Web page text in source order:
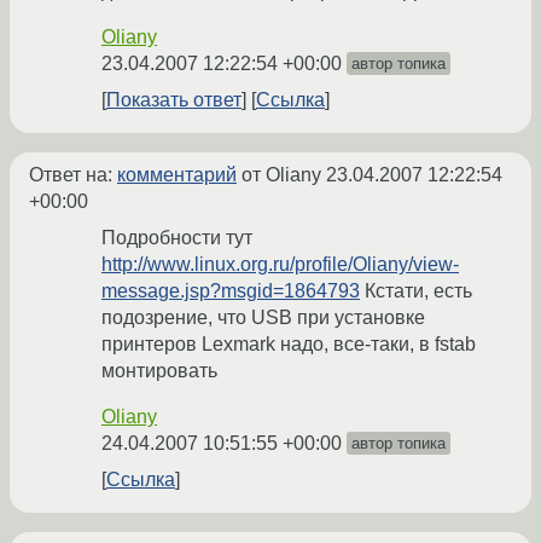
Oliany
23.04.2007 12:22:54 +00:00 автор топика
Показать ответ Ссылка
Ответ на: комментарий от Oliany 23.04.2007 12:22:54
+00:00
Подробности тут
http://www.linux.org.ru/profile/Oliany/view-
message.jsp?msgid=1864793 Кстати, есть
подозрение, что USB при установке
принтеров Lexmark надо, все-таки, в fstab
монтировать
Oliany
24.04.2007 10:51:55 +00:00 автор топика
Ссылка